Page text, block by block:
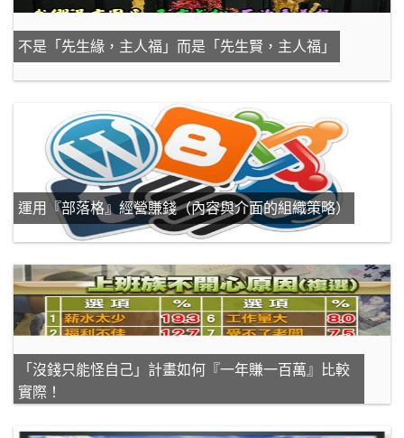
不是「先生緣，主人福」而是「先生賢，主人福」
運用『部落格』經營賺錢（內容與介面的組織策略）
「沒錢只能怪自己」計畫如何『一年賺一百萬』比較
實際！